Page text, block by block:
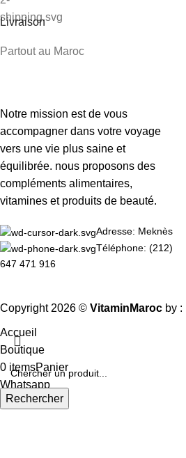
Livraison
Partout au Maroc
Notre mission est de vous
accompagner dans votre voyage
vers une vie plus saine et
équilibrée. nous proposons des
compléments alimentaires,
vitamines et produits de beauté.
Adresse: Meknès
Téléphone: (212)
647 471 916
Copyright 2026 © VitaminMaroc by :
Rechercher
Accueil
Boutique
0 itemsPanier
Whatsapp